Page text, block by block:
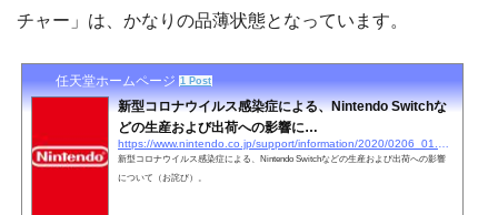
チャー」は、かなりの品薄状態となっています。
任天堂ホームページ 1 Post
新型コロナウイルス感染症による、Nintendo Switchな
どの生産および出荷への影響に…
新型コロナウイルス感染症による、Nintendo Switchなどの生産および出荷への影響
について（お詫び）。